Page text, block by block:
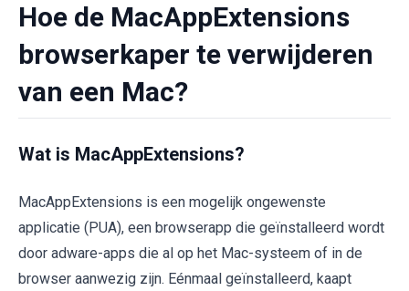
Hoe de MacAppExtensions
browserkaper te verwijderen
van een Mac?
Wat is MacAppExtensions?
MacAppExtensions is een mogelijk ongewenste
applicatie (PUA), een browserapp die geïnstalleerd wordt
door adware-apps die al op het Mac-systeem of in de
browser aanwezig zijn. Eénmaal geïnstalleerd, kaapt